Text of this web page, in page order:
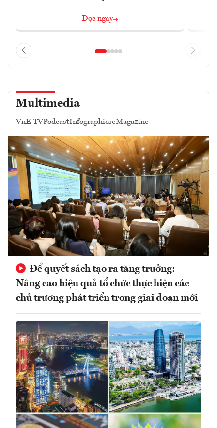
Đọc ngay
Multimedia
VnE TVPodcastInfographicseMagazine
Để quyết sách tạo ra tăng trưởng:
Nâng cao hiệu quả tổ chức thực hiện các
chủ trương phát triển trong giai đoạn mới